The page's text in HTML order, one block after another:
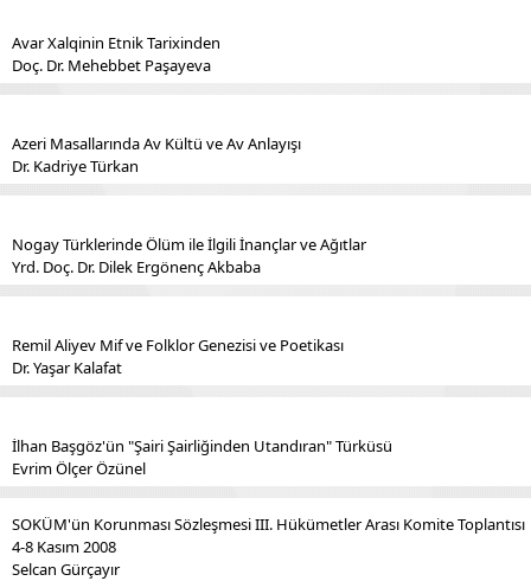
Avar Xalqinin Etnik Tarixinden
Doç. Dr. Mehebbet Paşayeva
Azeri Masallarında Av Kültü ve Av Anlayışı
Dr. Kadriye Türkan
Nogay Türklerinde Ölüm ile İlgili İnançlar ve Ağıtlar
Yrd. Doç. Dr. Dilek Ergönenç Akbaba
Remil Aliyev Mif ve Folklor Genezisi ve Poetikası
Dr. Yaşar Kalafat
İlhan Başgöz'ün "Şairi Şairliğinden Utandıran" Türküsü
Evrim Ölçer Özünel
SOKÜM'ün Korunması Sözleşmesi III. Hükümetler Arası Komite Toplantısı
4-8 Kasım 2008
Selcan Gürçayır